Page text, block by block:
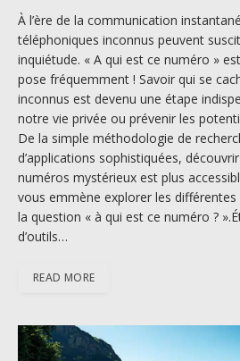
À l’ère de la communication
téléphoniques inconnus peuvent
inquiétude. « A qui est ce numéro »
pose fréquemment ! Savoir qui se
inconnus est devenu une étape
notre vie privée ou prévenir les
De la simple méthodologie de
d’applications sophistiquées,
numéros mystérieux est plus
vous emmène explorer les
la question « à qui est ce numéro ?
d’outils…
READ MORE